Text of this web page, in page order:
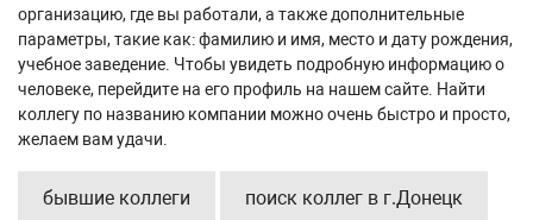
организацию, где вы работали, а также дополнительные
параметры, такие как: фамилию и имя, место и дату рождения,
учебное заведение. Чтобы увидеть подробную информацию о
человеке, перейдите на его профиль на нашем сайте. Найти
коллегу по названию компании можно очень быстро и просто,
желаем вам удачи.
бывшие коллеги поиск коллег в г.Донецк